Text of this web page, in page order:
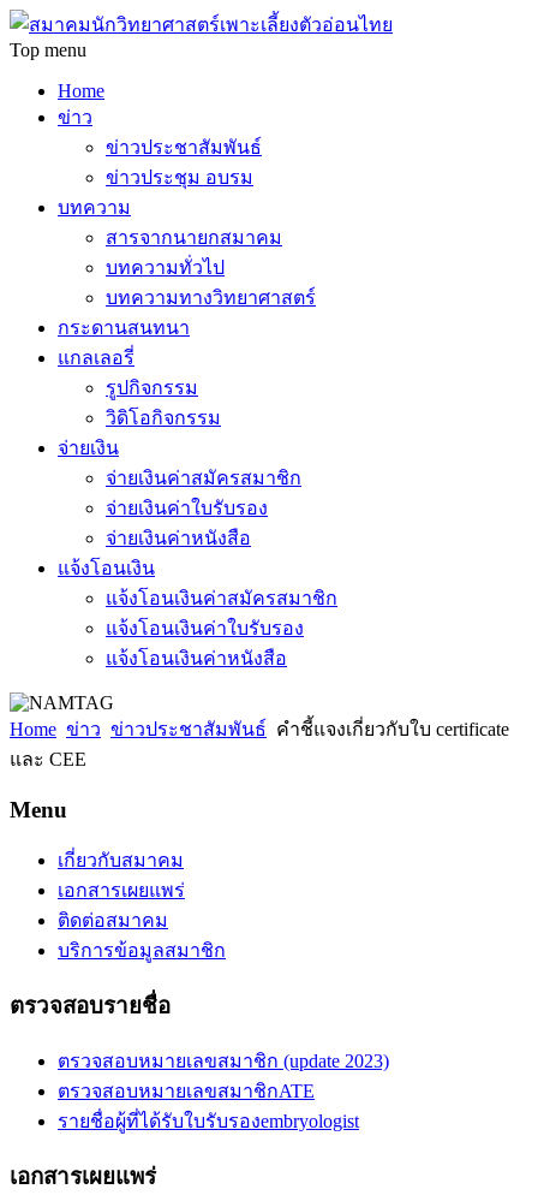
Top menu
Home
ข่าว
ข่าวประชาสัมพันธ์
ข่าวประชุม อบรม
บทความ
สารจากนายกสมาคม
บทความทั่วไป
บทความทางวิทยาศาสตร์
กระดานสนทนา
แกลเลอรี่
รูปกิจกรรม
วิดิโอกิจกรรม
จ่ายเงิน
จ่ายเงินค่าสมัครสมาชิก
จ่ายเงินค่าใบรับรอง
จ่ายเงินค่าหนังสือ
แจ้งโอนเงิน
แจ้งโอนเงินค่าสมัครสมาชิก
แจ้งโอนเงินค่าใบรับรอง
แจ้งโอนเงินค่าหนังสือ
Home ข่าว ข่าวประชาสัมพันธ์ คำชี้แจงเกี่ยวกับใบ certificate
และ CEE
Menu
เกี่ยวกับสมาคม
เอกสารเผยแพร่
ติดต่อสมาคม
บริการข้อมูลสมาชิก
ตรวจสอบรายชื่อ
ตรวจสอบหมายเลขสมาชิก (update 2023)
ตรวจสอบหมายเลขสมาชิกATE
รายชื่อผู้ที่ได้รับใบรับรองembryologist
เอกสารเผยแพร่